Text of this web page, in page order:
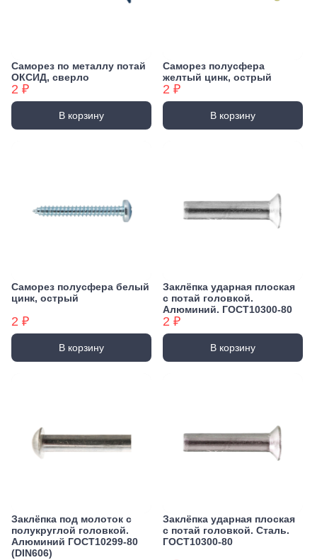
Саморез по металлу потай
ОКСИД, сверло
2 ₽
В корзину
Саморез полусфера
желтый цинк, острый
2 ₽
В корзину
Саморез полусфера белый
цинк, острый
2 ₽
В корзину
Заклёпка ударная плоская
с потай головкой.
Алюминий. ГОСТ10300-80
2 ₽
В корзину
Заклёпка под молоток с
полукруглой головкой.
Алюминий ГОСТ10299-80
(DIN606)
Заклёпка ударная плоская
с потай головкой. Сталь.
ГОСТ10300-80